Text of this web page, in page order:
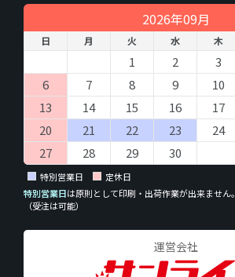
2026年09月
日 月 火 水 木
1 2 3
6
7 8 9 10
13
14 15 16 17
20
21 22 23 24
27
28 29 30
特別営業日
定休日
特別営業日は原則として印刷・出荷作業が出来ません。
（受注は可能）
運営会社